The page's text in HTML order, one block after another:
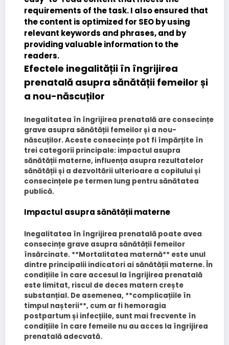
requirements of the task. I also ensured that
the content is optimized for SEO by using
relevant keywords and phrases, and by
providing valuable information to the
readers.
Efectele inegalității în îngrijirea
prenatală asupra sănătății femeilor și
a nou-născuților
Inegalitatea în îngrijirea prenatală are consecințe
grave asupra sănătății femeilor și a nou-
născuților. Aceste consecințe pot fi împărțite în
trei categorii principale: impactul asupra
sănătății materne, influența asupra rezultatelor
sănătății și a dezvoltării ulterioare a copilului și
consecințele pe termen lung pentru sănătatea
publică.
Impactul asupra sănătății materne
Inegalitatea în îngrijirea prenatală poate avea
consecințe grave asupra sănătății femeilor
însărcinate. **Mortalitatea maternă** este unul
dintre principalii indicatori ai sănătății materne. În
condițiile în care accesul la îngrijirea prenatală
este limitat, riscul de deces matern crește
substanțial. De asemenea, **complicațiile în
timpul nașterii**, cum ar fi hemoragia
postpartum și infecțiile, sunt mai frecvente în
condițiile în care femeile nu au acces la îngrijirea
prenatală adecvată.